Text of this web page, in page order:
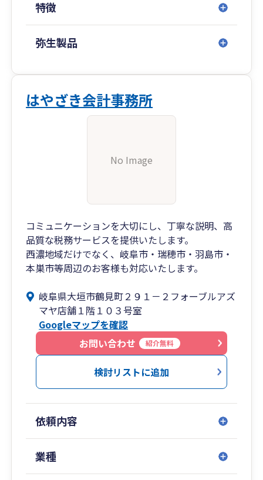
地域オンリーワンから広域ナンバーワンを目指し
て、企業の良きパートナー・コンサルタントであ
特徴
弥生製品
はやざき会計事務所
No Image
コミュニケーションを大切にし、丁寧な説明、高
品質な税務サービスを提供いたします。
西濃地域だけでなく、岐阜市・瑞穂市・羽島市・
本巣市等周辺のお客様も対応いたします。
岐阜県大垣市鶴見町２９１－２フォーブルアズ
マヤ店舗１階１０３号室
Googleマップを確認
お問い合わせ
紹介無料
検討リストに追加
依頼内容
業種